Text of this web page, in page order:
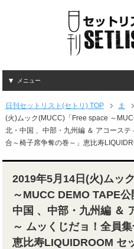
メニュー
日刊セットリスト(セトリ) TOP ま
(火)ムック(MUCC)「Free space ～
北・中国 、中部・九州編 ＆ アコース
合～椅子席争奪の巻～」恵比寿
2019年5月14日(火)ムッ
～MUCC DEMO TAPE
中国 、中部・九州編 ＆
～ ムッくじだョ！全員
恵比寿LIQUIDROOM セ